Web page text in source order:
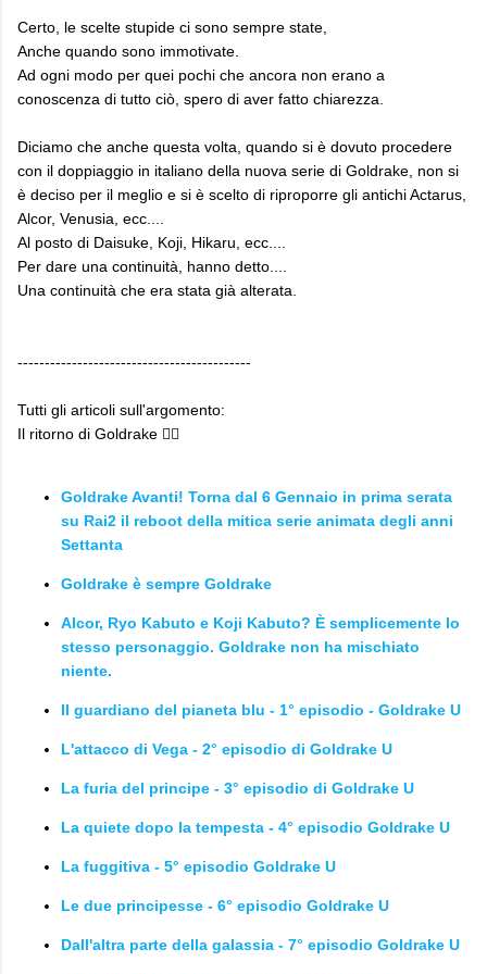
Certo, le scelte stupide ci sono sempre state,
Anche quando sono immotivate.
Ad ogni modo per quei pochi che ancora non erano a
conoscenza di tutto ciò, spero di aver fatto chiarezza.
Diciamo che anche questa volta, quando si è dovuto procedere
con il doppiaggio in italiano della nuova serie di Goldrake, non si
è deciso per il meglio e si è scelto di riproporre gli antichi Actarus,
Alcor, Venusia, ecc....
Al posto di Daisuke, Koji, Hikaru, ecc....
Per dare una continuità, hanno detto....
Una continuità che era stata già alterata.
-------------------------------------------
Tutti gli articoli sull'argomento:
Il ritorno di Goldrake 👇🏼
Goldrake Avanti! Torna dal 6 Gennaio in prima serata
su Rai2 il reboot della mitica serie animata degli anni
Settanta
Goldrake è sempre Goldrake
Alcor, Ryo Kabuto e Koji Kabuto? È semplicemente lo
stesso personaggio. Goldrake non ha mischiato
niente.
Il guardiano del pianeta blu - 1° episodio - Goldrake U
L'attacco di Vega - 2° episodio di Goldrake U
La furia del principe - 3° episodio di Goldrake U
La quiete dopo la tempesta - 4° episodio Goldrake U
La fuggitiva - 5° episodio Goldrake U
Le due principesse - 6° episodio Goldrake U
Dall'altra parte della galassia - 7° episodio Goldrake U